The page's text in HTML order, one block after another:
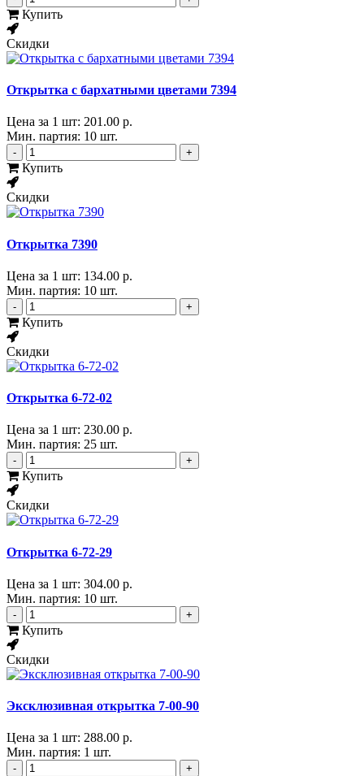
Купить
Скидки
Открытка с бархатными цветами 7394
Цена за 1 шт: 201.00 р.
Мин. партия: 10 шт.
- +
Купить
Скидки
Открытка 7390
Цена за 1 шт: 134.00 р.
Мин. партия: 10 шт.
- +
Купить
Скидки
Открытка 6-72-02
Цена за 1 шт: 230.00 р.
Мин. партия: 25 шт.
- +
Купить
Скидки
Открытка 6-72-29
Цена за 1 шт: 304.00 р.
Мин. партия: 10 шт.
- +
Купить
Скидки
Эксклюзивная открытка 7-00-90
Цена за 1 шт: 288.00 р.
Мин. партия: 1 шт.
- +